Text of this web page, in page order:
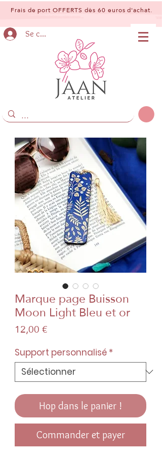
Frais de port OFFERTS dès 60 euros d'achat.
Se connecter
Marque page Buisson
Moon Light Bleu et or
12,00 €
Support personnalisé *
Hop dans le panier !
Commander et payer